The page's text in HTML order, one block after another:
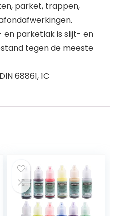
parket, trappen,
en parketlak is slijt- en
tegen de meeste
68861, 1C